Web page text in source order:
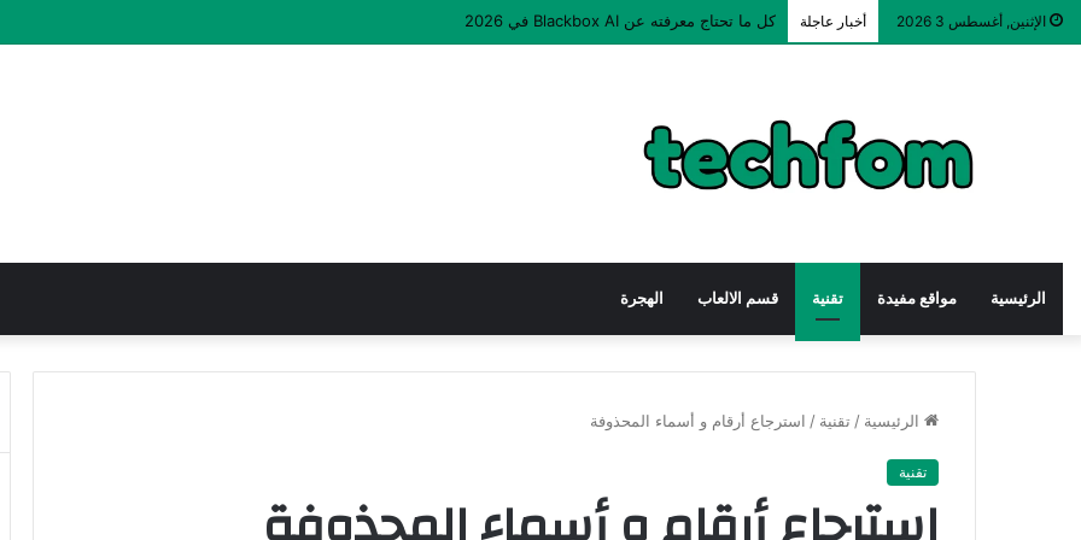
الإثنين, أغسطس 3 2026 أخبار عاجلة كل ما تحتاج معرفته عن Blackbox AI في 2026
الرئيسية مواقع مفيدة تقنية قسم الالعاب الهجرة
الرئيسية / تقنية / استرجاع أرقام و أسماء المحذوفة
تقنية